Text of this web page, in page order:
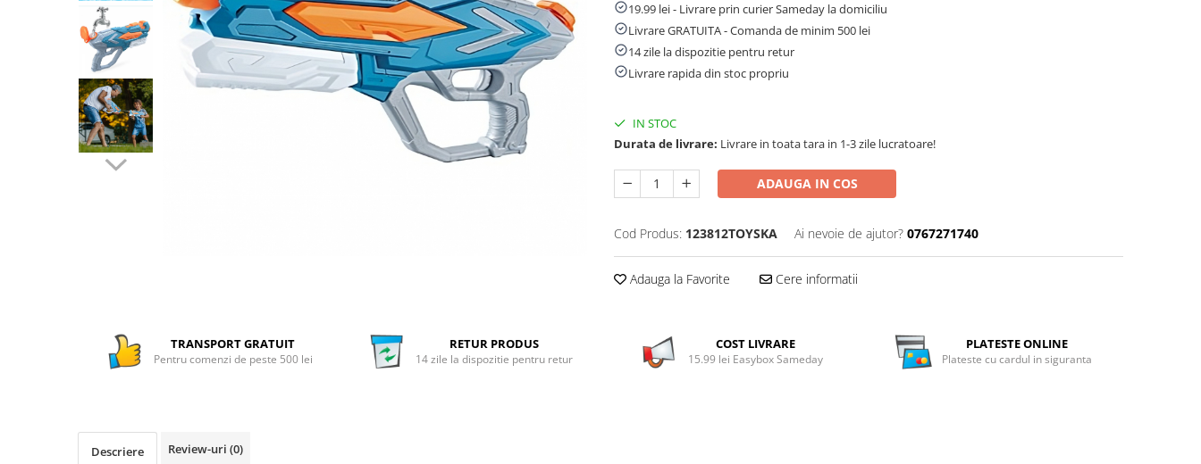
Tablite educative
19.99 lei - Livrare prin curier Sameday la domiciliu
Livrare GRATUITA - Comanda de minim 500 lei
14 zile la dispozitie pentru retur
Livrare rapida din stoc propriu
IN STOC
Durata de livrare: Livrare in toata tara in 1-3 zile lucratoare!
ADAUGA IN COS
Cod Produs: 123812TOYSKA Ai nevoie de ajutor? 0767271740
Adauga la Favorite Cere informatii
TRANSPORT GRATUIT
Pentru comenzi de peste 500 lei
RETUR PRODUS
14 zile la dispozitie pentru retur
COST LIVRARE
15.99 lei Easybox Sameday
PLATESTE ONLINE
Plateste cu cardul in siguranta
Descriere Review-uri (0)